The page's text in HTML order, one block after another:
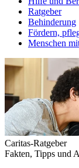
Ratgeber
Behinderung
Fördern,
Menschen
Caritas-Ratgeber
Fakten, Tipps und